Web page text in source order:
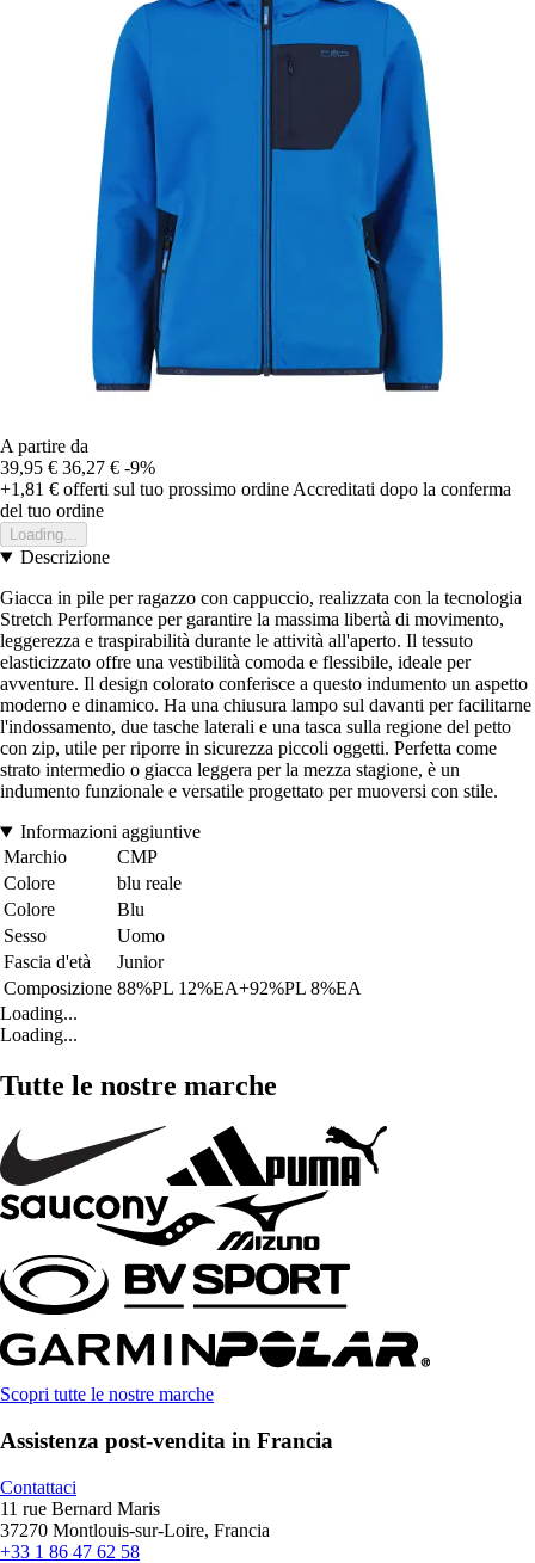
A partire da
39,95 € 36,27 € -9%
+1,81 € offerti sul tuo prossimo ordine Accreditati dopo la conferma
del tuo ordine
Loading...
Descrizione
Giacca in pile per ragazzo con cappuccio, realizzata con la tecnologia
Stretch Performance per garantire la massima libertà di movimento,
leggerezza e traspirabilità durante le attività all'aperto. Il tessuto
elasticizzato offre una vestibilità comoda e flessibile, ideale per
avventure. Il design colorato conferisce a questo indumento un aspetto
moderno e dinamico. Ha una chiusura lampo sul davanti per facilitarne
l'indossamento, due tasche laterali e una tasca sulla regione del petto
con zip, utile per riporre in sicurezza piccoli oggetti. Perfetta come
strato intermedio o giacca leggera per la mezza stagione, è un
indumento funzionale e versatile progettato per muoversi con stile.
Informazioni aggiuntive
Marchio
CMP
Colore
blu reale
Colore
Blu
Sesso
Uomo
Fascia d'età
Junior
Composizione 88%PL 12%EA+92%PL 8%EA
Loading...
Loading...
Tutte le nostre marche
Scopri tutte le nostre marche
Assistenza post-vendita in Francia
Contattaci
11 rue Bernard Maris
37270 Montlouis-sur-Loire, Francia
+33 1 86 47 62 58